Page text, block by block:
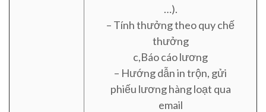
…).
– Tính thưởng theo quy chế
thưởng
c,Báo cáo lương
– Hướng dẫn in trộn, gửi
phiếu lương hàng loạt qua
email